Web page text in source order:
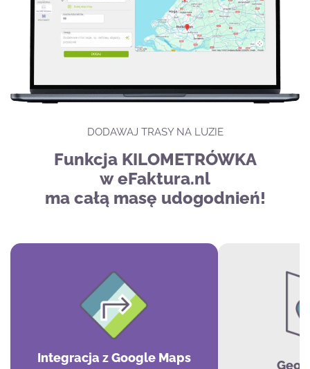
DODAWAJ TRASY NA LUZIE
Funkcja KILOMETRÓWKA
w eFaktura.nl
ma całą masę udogodnień!
Integracja z Google Maps